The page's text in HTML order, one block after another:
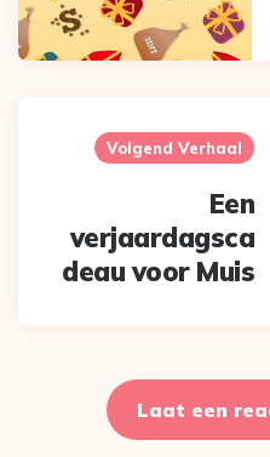
Volgend Verhaal
Een
verjaardagsca
deau voor Muis
Laat een